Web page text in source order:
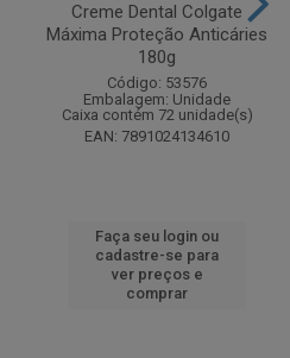
Creme Dental Colgate
Máxima Proteção Anticáries
180g
Código: 53576
Embalagem: Unidade
Caixa contém 72 unidade(s)
EAN: 7891024134610
Faça seu login ou
cadastre-se para
ver preços e
comprar